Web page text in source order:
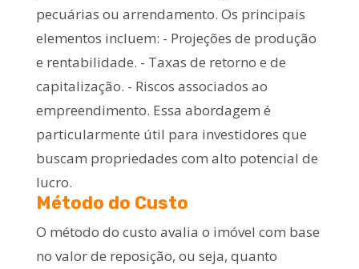
pecuárias ou arrendamento. Os principais
elementos incluem: - Projeções de produção
e rentabilidade. - Taxas de retorno e de
capitalização. - Riscos associados ao
empreendimento. Essa abordagem é
particularmente útil para investidores que
buscam propriedades com alto potencial de
lucro.
Método do Custo
O método do custo avalia o imóvel com base
no valor de reposição, ou seja, quanto